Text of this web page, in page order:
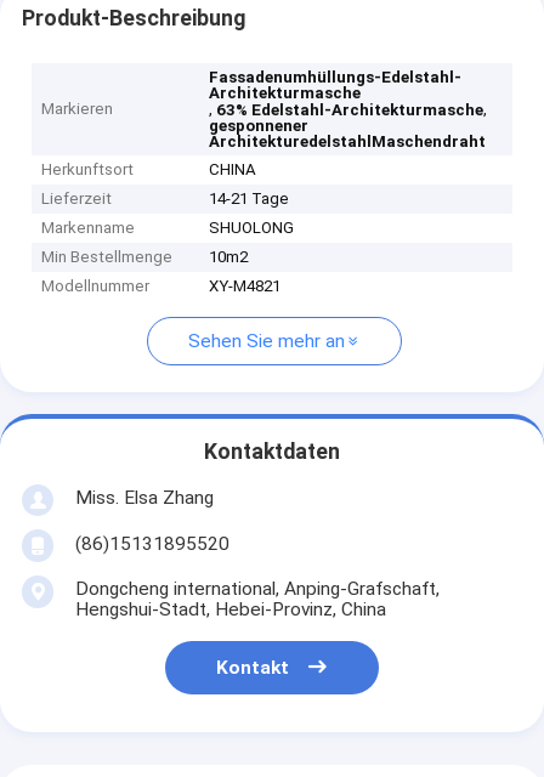
Produkt-Beschreibung
Markieren
Fassadenumhüllungs-Edelstahl-
Architekturmasche
, 63% Edelstahl-Architekturmasche,
gesponnener
ArchitekturedelstahlMaschendraht
Herkunftsort
CHINA
Lieferzeit
14-21 Tage
Markenname
SHUOLONG
Min Bestellmenge
10m2
Modellnummer
XY-M4821
Sehen Sie mehr an
Kontaktdaten
Miss. Elsa Zhang
(86)15131895520
Dongcheng international, Anping-Grafschaft,
Hengshui-Stadt, Hebei-Provinz, China
Kontakt